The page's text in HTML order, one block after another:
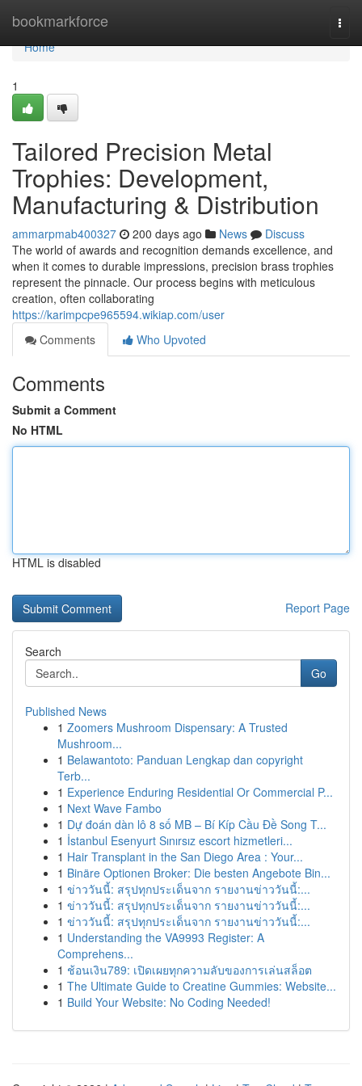
bookmarkforce
Home
Home
1
Tailored Precision Metal
Trophies: Development,
Manufacturing & Distribution
ammarpmab400327 200 days ago News
Discuss
The world of awards and recognition demands excellence, and
when it comes to durable impressions, precision brass trophies
represent the pinnacle. Our process begins with meticulous
creation, often collaborating
https://karimpcpe965594.wikiap.com/user
Comments
Who Upvoted
Comments
Submit a Comment
No HTML
HTML is disabled
Report Page
Search
Go
Published News
1 Zoomers Mushroom Dispensary: A Trusted
Mushroom...
1 Belawantoto: Panduan Lengkap dan copyright
Terb...
1 Experience Enduring Residential Or Commercial P...
1 Next Wave Fambo
1 Dự đoán dàn lô 8 số MB – Bí Kíp Cầu Đề Song T...
1 İstanbul Esenyurt Sınırsız escort hizmetleri...
1 Hair Transplant in the San Diego Area : Your...
1 Binäre Optionen Broker: Die besten Angebote Bin...
1 ข่าววันนี้: สรุปทุกประเด็นจาก รายงานข่าววันนี้:...
1 ข่าววันนี้: สรุปทุกประเด็นจาก รายงานข่าววันนี้:...
1 ข่าววันนี้: สรุปทุกประเด็นจาก รายงานข่าววันนี้:...
1 Understanding the VA9993 Register: A
Comprehens...
1 ช้อนเงิน789: เปิดเผยทุกความลับของการเล่นสล็อต
1 The Ultimate Guide to Creatine Gummies: Website...
1 Build Your Website: No Coding Needed!